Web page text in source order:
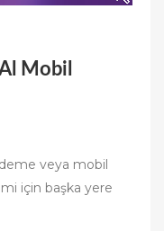
Mobil
veya mobil
için başka yere